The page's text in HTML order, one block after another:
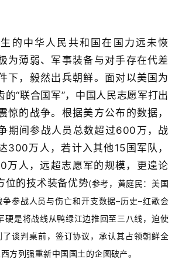
的中华人民共和国在国力远未恢
为薄弱、军事装备与对手存在代差
下，毅然出兵朝鲜。面对以美国为
的“联合国军”，中国人民志愿军打出
惊的战争。根据美方公布的数据，
期间参战人员总数超过600 万，战
300万人，若计入其他15 国军队，
万人，远超志愿军的规模，更遑论
位的技术装备优势(参考， 黄庭民：美国
争参战人员与伤亡和开支数据–历史–红歌会
硬是将战线从鸭绿江边推回至三八线，迫使
了谈判桌前，签订协议，承认其占领朝鲜全
西方列强重新中国国土的企图破产。